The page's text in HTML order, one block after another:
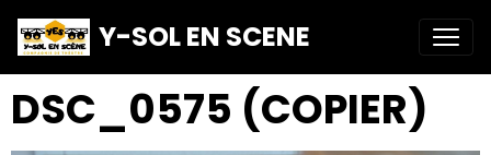
Y-SOL EN SCENE
DSC_0575 (COPIER)